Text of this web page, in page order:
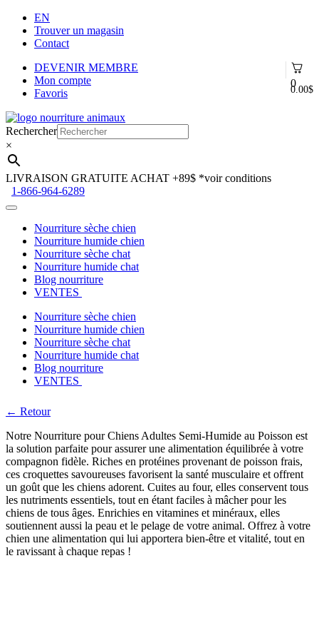
EN
Trouver un magasin
Contact
0
0.00$
DEVENIR MEMBRE
Mon compte
Favoris
Aller
à
la
navigation
Aller
au
contenu
Rechercher
×
LIVRAISON GRATUITE ACHAT +89$ *voir conditions
1-866-964-6289
Nourriture sèche chien
Nourriture humide chien
Nourriture sèche chat
Nourriture humide chat
Blog nourriture
VENTES
Nourriture sèche chien
Nourriture humide chien
Nourriture sèche chat
Nourriture humide chat
Blog nourriture
VENTES
← Retour
Notre Nourriture pour Chiens Adultes Semi-Humide au Poisson est
la solution parfaite pour assurer une alimentation équilibrée à votre
compagnon fidèle. Riches en protéines provenant de poisson frais,
ces croquettes savoureuses favorisent la santé musculaire et offrent
un goût que les chiens adorent. Cuites au four, elles conservent tous
les nutriments essentiels, tout en étant faciles à mâcher pour les
chiens de tous âges. Enrichies en vitamines et minéraux, elles
soutiennent aussi la peau et le pelage de votre animal. Offrez à votre
chien une alimentation qui lui apportera bien-être et vitalité, tout en
le ravissant à chaque repas !